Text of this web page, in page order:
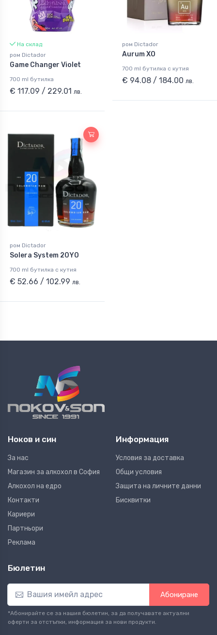
На склад
ром Dictador
Game Changer Violet
700 ml бутилка
€ 117.09 / 229.01 лв.
ром Dictador
Aurum ХО
700 ml бутилка с кутия
€ 94.08 / 184.00 лв.
ром Dictador
Solera System 20YO
700 ml бутилка с кутия
€ 52.66 / 102.99 лв.
Ноков и син
За нас
Магазин за алкохол в София
Алкохол на едро
Контакти
Кариери
Партньори
Реклама
Информация
Условия за доставка
Общи условия
Защита на личните данни
Бисквитки
Бюлетин
Абониране
*Абонирайте се за нашия бюлетин, за да получавате актуални
оферти за отстъпки, информация за нови продукти.